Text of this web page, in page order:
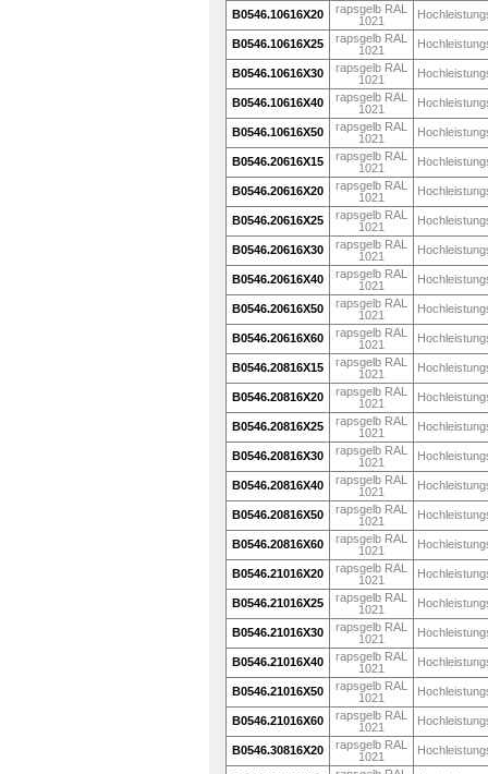
B0546.10616X20
rapsgelb RAL
1021
B0546.10616X25
rapsgelb RAL
1021
B0546.10616X30
rapsgelb RAL
1021
B0546.10616X40
rapsgelb RAL
1021
B0546.10616X50
rapsgelb RAL
1021
B0546.20616X15
rapsgelb RAL
1021
B0546.20616X20
rapsgelb RAL
1021
B0546.20616X25
rapsgelb RAL
1021
B0546.20616X30
rapsgelb RAL
1021
B0546.20616X40
rapsgelb RAL
1021
B0546.20616X50
rapsgelb RAL
1021
B0546.20616X60
rapsgelb RAL
1021
B0546.20816X15
rapsgelb RAL
1021
B0546.20816X20
rapsgelb RAL
1021
B0546.20816X25
rapsgelb RAL
1021
B0546.20816X30
rapsgelb RAL
1021
B0546.20816X40
rapsgelb RAL
1021
B0546.20816X50
rapsgelb RAL
1021
B0546.20816X60
rapsgelb RAL
1021
B0546.21016X20
rapsgelb RAL
1021
B0546.21016X25
rapsgelb RAL
1021
B0546.21016X30
rapsgelb RAL
1021
B0546.21016X40
rapsgelb RAL
1021
B0546.21016X50
rapsgelb RAL
1021
B0546.21016X60
rapsgelb RAL
1021
B0546.30816X20
rapsgelb RAL
1021